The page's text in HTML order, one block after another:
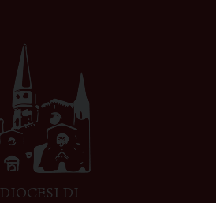
DIOCESI DI